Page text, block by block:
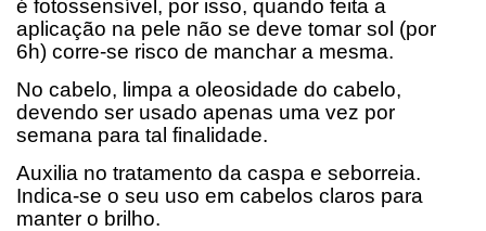
é fotossensível, por isso, quando feita a
aplicação na pele não se deve tomar sol (por
6h) corre-se risco de manchar a mesma.
No cabelo, limpa a oleosidade do cabelo,
devendo ser usado apenas uma vez por
semana para tal finalidade.
Auxilia no tratamento da caspa e seborreia.
Indica-se o seu uso em cabelos claros para
manter o brilho.